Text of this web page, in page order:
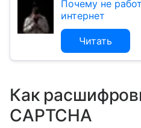
Почему не
интернет
Читать
Как
CAPTCHA